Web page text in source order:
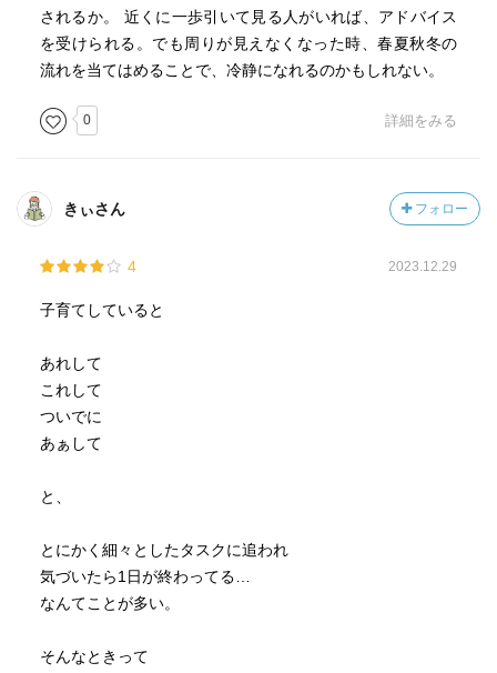
されるか。 近くに一歩引いて見る人がいれば、アドバイス
を受けられる。でも周りが見えなくなった時、春夏秋冬の
流れを当てはめることで、冷静になれるのかもしれない。
0 詳細をみる
きぃさん フォロー
4 2023.12.29
子育てしていると
あれして
これして
ついでに
あぁして
と、
とにかく細々としたタスクに追われ
気づいたら1日が終わってる…
なんてことが多い。
そんなときって